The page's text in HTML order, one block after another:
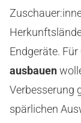
Endgeräte.
ausbauen
Verbesserung
spärlichen